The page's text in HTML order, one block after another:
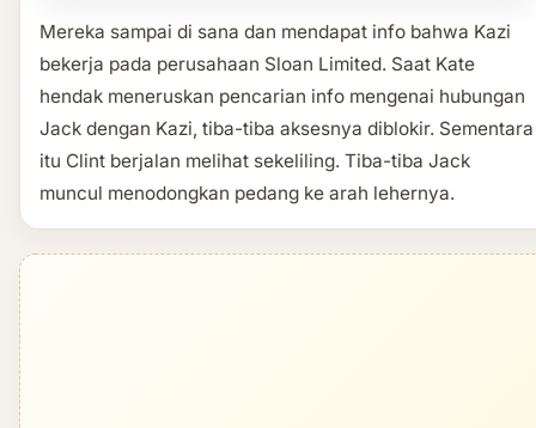
Mereka sampai di sana dan mendapat info bahwa Kazi
bekerja pada perusahaan Sloan Limited. Saat Kate
hendak meneruskan pencarian info mengenai hubungan
Jack dengan Kazi, tiba-tiba aksesnya diblokir. Sementara
itu Clint berjalan melihat sekeliling. Tiba-tiba Jack
muncul menodongkan pedang ke arah lehernya.